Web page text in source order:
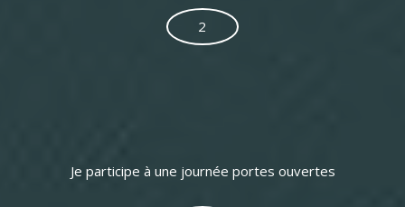
2
Je participe à une journée portes ouvertes